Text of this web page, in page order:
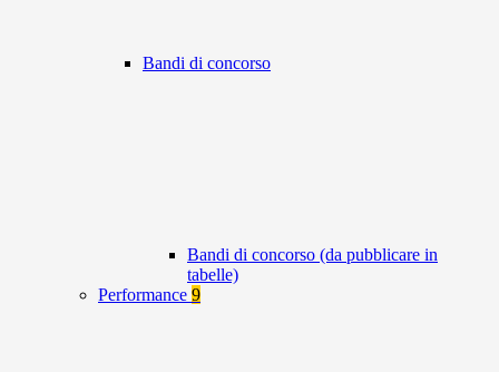
Bandi di concorso
Bandi di concorso (da pubblicare in
tabelle)
Performance 9